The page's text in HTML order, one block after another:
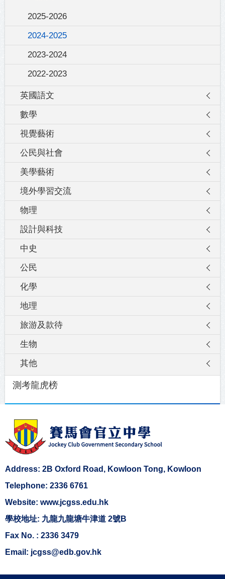
2025-2026
2024-2025
2023-2024
2022-2023
英國語文
數學
視覺藝術
公民與社會
美學藝術
境外學習交流
物理
設計與科技
中史
公民
化學
地理
旅游及款待
生物
其他
測考龍虎榜
Address: 2B Oxford Road, Kowloon Tong, Kowloon
Telephone: 2336 6761
Website: www.jcgss.edu.hk
學校地址: 九龍九龍塘牛津道 2號B
Fax No. : 2336 3479
Email: jcgss@edb.gov.hk